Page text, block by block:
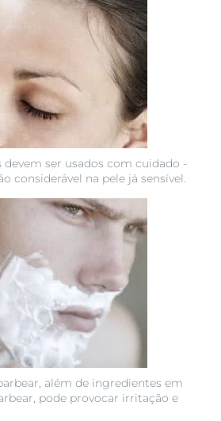
devem ser usados ​​com cuidado -
considerável na pele já sensível.
além de ingredientes em
pode provocar irritação e